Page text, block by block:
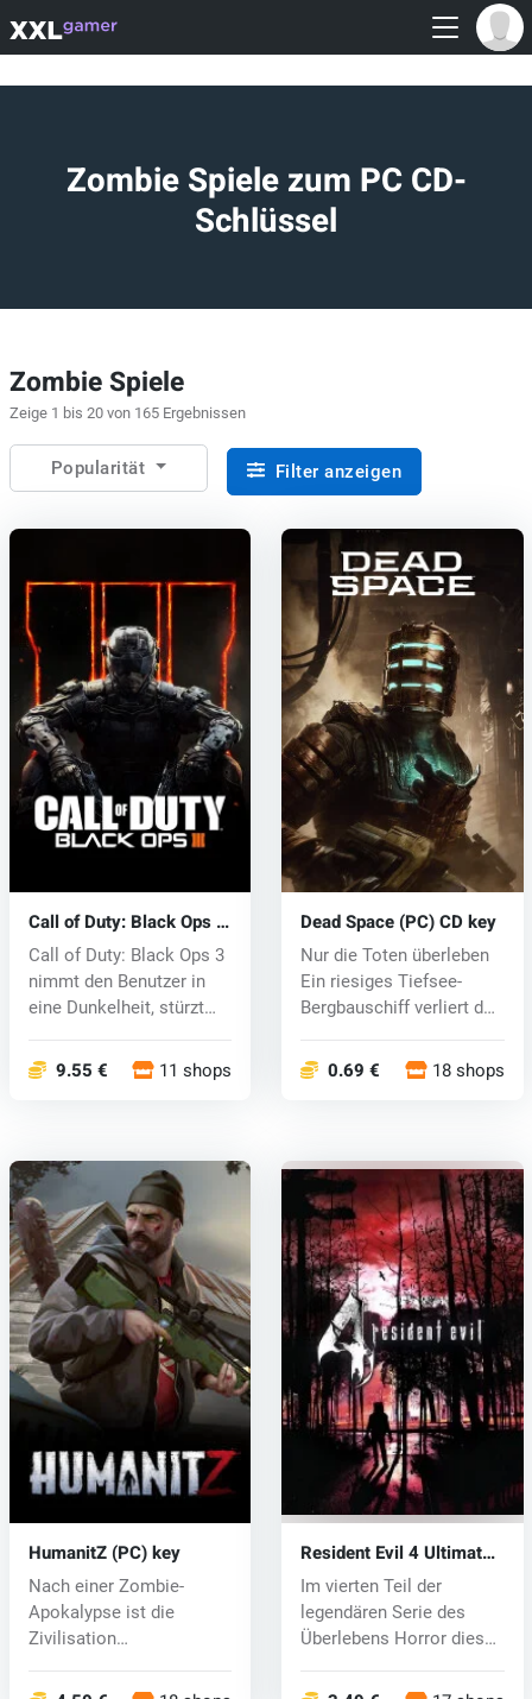
Zombie Spiele zum PC CD-
Schlüssel
Zombie Spiele
Zeige 1 bis 20 von 165 Ergebnissen
Popularität Filter anzeigen
Call of Duty: Black Ops 3
(PC) CD key
Call of Duty: Black Ops 3
nimmt den Benutzer in
eine Dunkelheit, stürzt
9.55 € 11 shops
Dead Space (PC) CD key
Nur die Toten überleben
Ein riesiges Tiefsee-
Bergbauschiff verliert den
0.69 € 18 shops
HumanitZ (PC) key
Nach einer Zombie-
Apokalypse ist die
Zivilisation
und di...
Resident Evil 4 Ultimate
HD (PC) CD key
Im vierten Teil der
legendären Serie des
Überlebens Horror dieses